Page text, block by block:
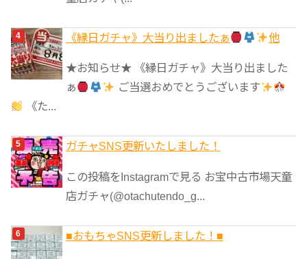
《縁日ガチャ》大当り出ましたぁ 他
★お知らせ★ 《縁日ガチャ》大当り出ました
ぁ
ご当選おめでとうございます
《た...
ガチャSNS更新いたしました！
この投稿をInstagramで見る お宝中古市場天童
店ガチャ(@otachutendo_g...
■おもちゃSNS更新しました！■